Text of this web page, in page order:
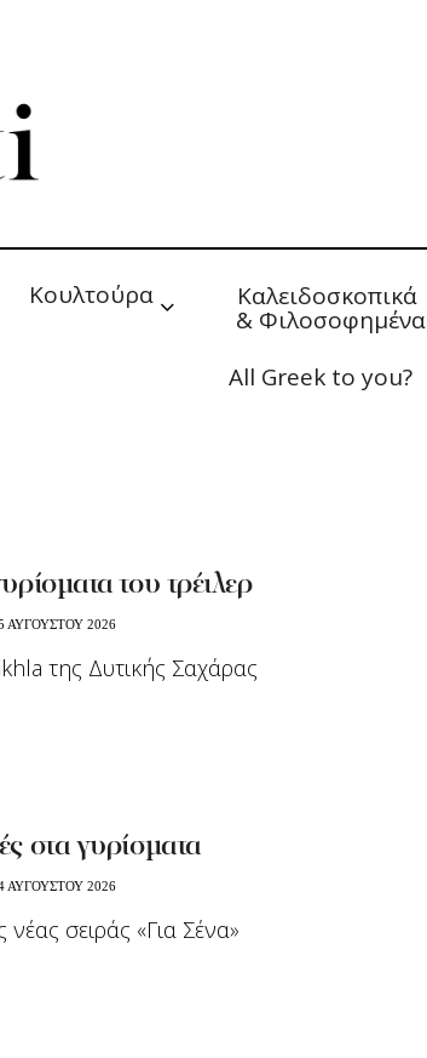
Κουλτούρα Καλειδοσκοπικά
& Φιλοσοφημένα
All Greek to you?
του τρέιλερ
ΑΥΓΟΥΣΤΟΥ 2026
της Δυτικής Σαχάρας
στα γυρίσματα
ΑΥΓΟΥΣΤΟΥ 2026
σειράς «Για Σένα»